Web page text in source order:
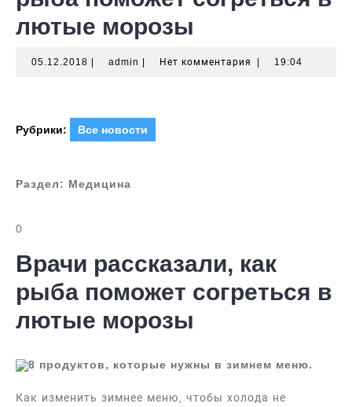
лютые морозы
05.12.2018 05.12.2018
admin adminНет комментария 19:04
Рубрики: Все новости
Раздел: Медицина
0
Врачи рассказали, как
рыба поможет согреться в
лютые морозы
8 продуктов, которые нужны в зимнем меню.
Как изменить зимнее меню, чтобы холода не